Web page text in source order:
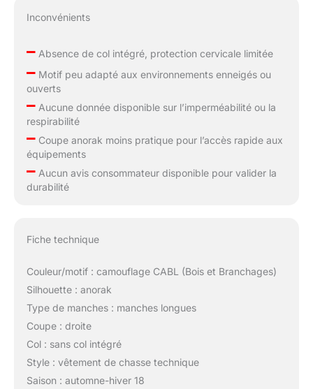
Inconvénients
–Absence de col intégré, protection cervicale limitée
–Motif peu adapté aux environnements enneigés ou
ouverts
–Aucune donnée disponible sur l’imperméabilité ou la
respirabilité
–Coupe anorak moins pratique pour l’accès rapide aux
équipements
–Aucun avis consommateur disponible pour valider la
durabilité
Fiche technique
Couleur/motif : camouflage CABL (Bois et Branchages)
Silhouette : anorak
Type de manches : manches longues
Coupe : droite
Col : sans col intégré
Style : vêtement de chasse technique
Saison : automne-hiver 18